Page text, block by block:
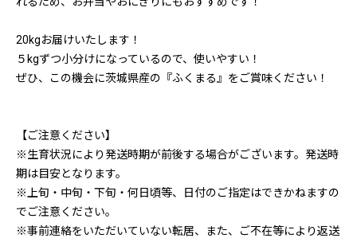
20kgお届けいたします！
５kgずつ小分けになっているので、使いやすい！
ぜひ、この機会に茨城県産の『ふくまる』をご賞味ください！
【ご注意ください】
※生育状況により発送時期が前後する場合がございます。発送時
期は目安となります。
※上旬・中旬・下旬・何日頃等、日付のご指定はできかねますの
でご注意ください。
※事前連絡をいただいていない転居、また、ご不在等により返送